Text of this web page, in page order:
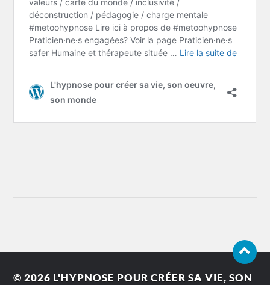
© 2026 L'HYPNOSE POUR CRÉER SA VIE, SON